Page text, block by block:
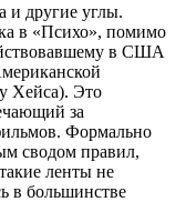
и другие углы.
в «Психо», помимо
в США
Хейса). Это
за
Формально
сводом правил,
ленты не
в большинстве